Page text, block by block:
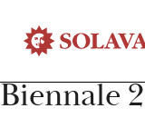
Fornace
Tecnico
Biennale